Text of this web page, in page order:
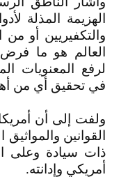
الهزيمة المذلة
والتكفيريين أو
العالم هو ما
لرفع المعنويات
في تحقيق أي من
ولفت إلى أن
القوانين
ذات سيادة وعلى
أمريكي وإدانته.